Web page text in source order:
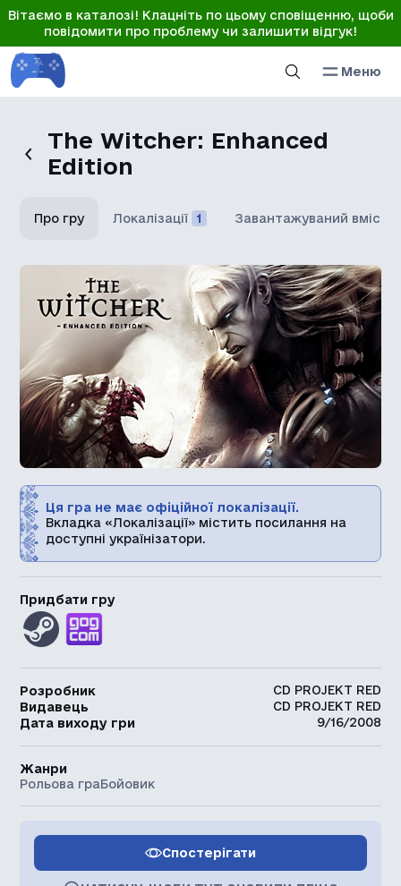
Вітаємо в каталозі! Клацніть по цьому сповіщенню, щоби
повідомити про проблему чи залишити відгук!
Меню
The Witcher: Enhanced
Edition
Про гру Локалізації 1 Завантажуваний вміст
Ця гра не має офіційної локалізації.
Вкладка «Локалізації» містить посилання на
доступні українізатори.
Придбати гру
Розробник
CD PROJEKT RED
Видавець
CD PROJEKT RED
Дата виходу гри
9/16/2008
Жанри
Рольова граБойовик
Спостерігати